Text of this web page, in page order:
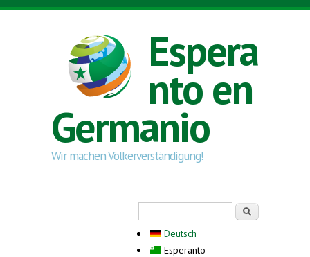
Skip to main content
Espera
nto en
Germanio
Wir machen Völkerverständigung!
Deutsch
Esperanto